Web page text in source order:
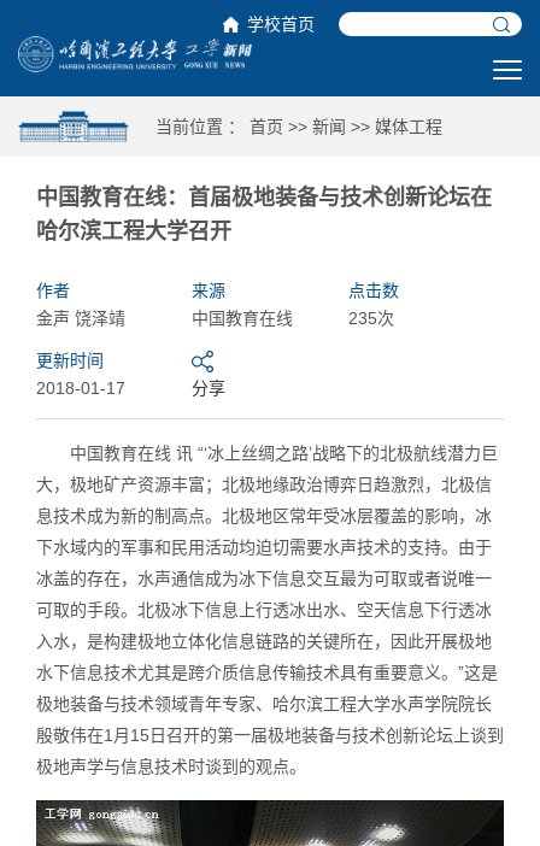
学校首页
当前位置 ： 首页 >> 新闻 >> 媒体工程
中国教育在线：首届极地装备与技术创新论坛在
哈尔滨工程大学召开
作者
金声 饶泽靖
来源
中国教育在线
点击数
235次
更新时间
2018-01-17
分享
中国教育在线 讯 “‘冰上丝绸之路’战略下的北极航线潜力巨
大，极地矿产资源丰富；北极地缘政治博弈日趋激烈，北极信
息技术成为新的制高点。北极地区常年受冰层覆盖的影响，冰
下水域内的军事和民用活动均迫切需要水声技术的支持。由于
冰盖的存在，水声通信成为冰下信息交互最为可取或者说唯一
可取的手段。北极冰下信息上行透冰出水、空天信息下行透冰
入水，是构建极地立体化信息链路的关键所在，因此开展极地
水下信息技术尤其是跨介质信息传输技术具有重要意义。”这是
极地装备与技术领域青年专家、哈尔滨工程大学水声学院院长
殷敬伟在1月15日召开的第一届极地装备与技术创新论坛上谈到
极地声学与信息技术时谈到的观点。